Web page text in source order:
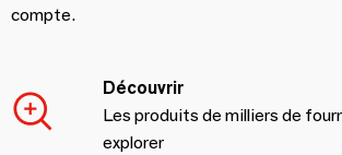
compte.
Découvrir
Les produits de milliers de
explorer